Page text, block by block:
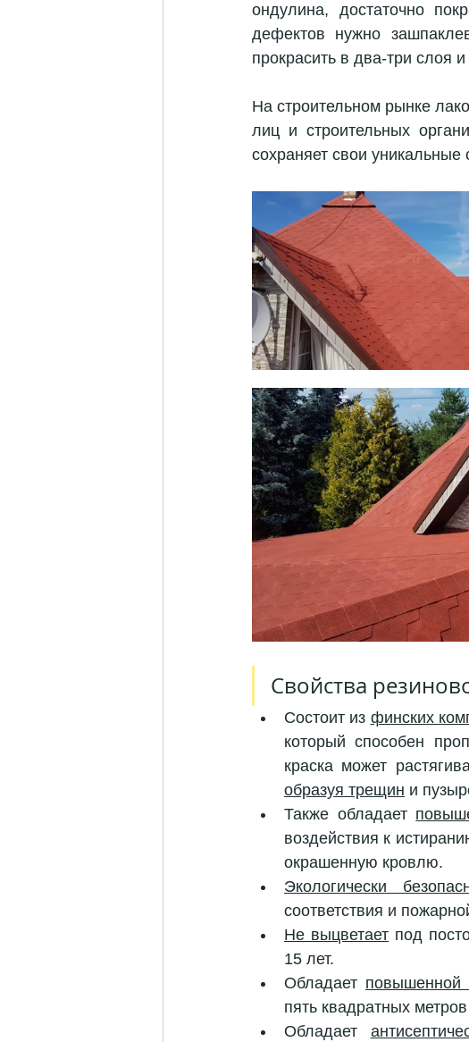
ондулина, достаточно
дефектов нужно
прокрасить в два-три слоя
На строительном рынке
лиц и строительных
сохраняет свои уникальные
Свойства
Состоит из финских
который способен
краска может
образуя трещин и
Также обладает
воздействия к
окрашенную кровлю.
Экологически
соответствия и
Не выцветает под
15 лет.
Обладает повышенной
пять квадратных
Обладает